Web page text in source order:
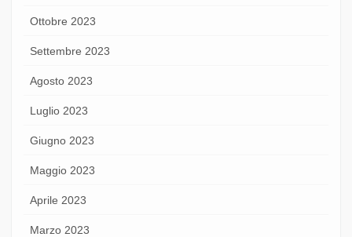
Ottobre 2023
Settembre 2023
Agosto 2023
Luglio 2023
Giugno 2023
Maggio 2023
Aprile 2023
Marzo 2023